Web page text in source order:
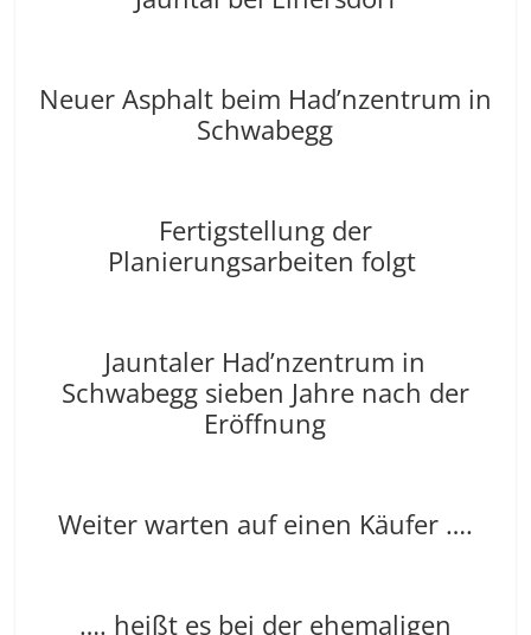
Neuer Asphalt beim Had’nzentrum in
Schwabegg
Fertigstellung der
Planierungsarbeiten folgt
Jauntaler Had’nzentrum in
Schwabegg sieben Jahre nach der
Eröffnung
Weiter warten auf einen Käufer ….
…. heißt es bei der ehemaligen